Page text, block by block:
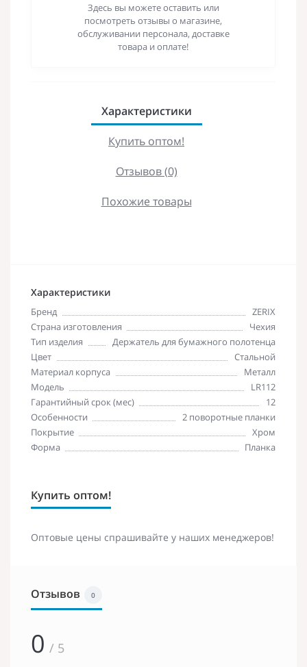
Здесь вы можете оставить или
посмотреть отзывы о магазине,
обслуживании персонала, доставке
товара и оплате!
Характеристики
Купить оптом!
Отзывов (0)
Похожие товары
Характеристики
Бренд
ZERIX
Страна изготовления
Чехия
Тип изделия
Держатель для бумажного полотенца
Цвет
Стальной
Материал корпуса
Металл
Модель
LR112
Гарантийный срок (мес)
12
Особенности
2 поворотные планки
Покрытие
Хром
Форма
Планка
Купить оптом!
Оптовые цены спрашивайте у наших менеджеров!
Отзывов 0
0 / 5